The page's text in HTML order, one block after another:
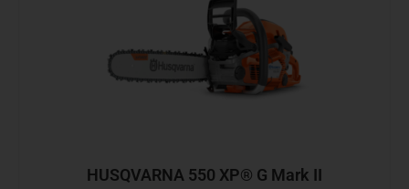
HUSQVARNA 550 XP® G Mark II